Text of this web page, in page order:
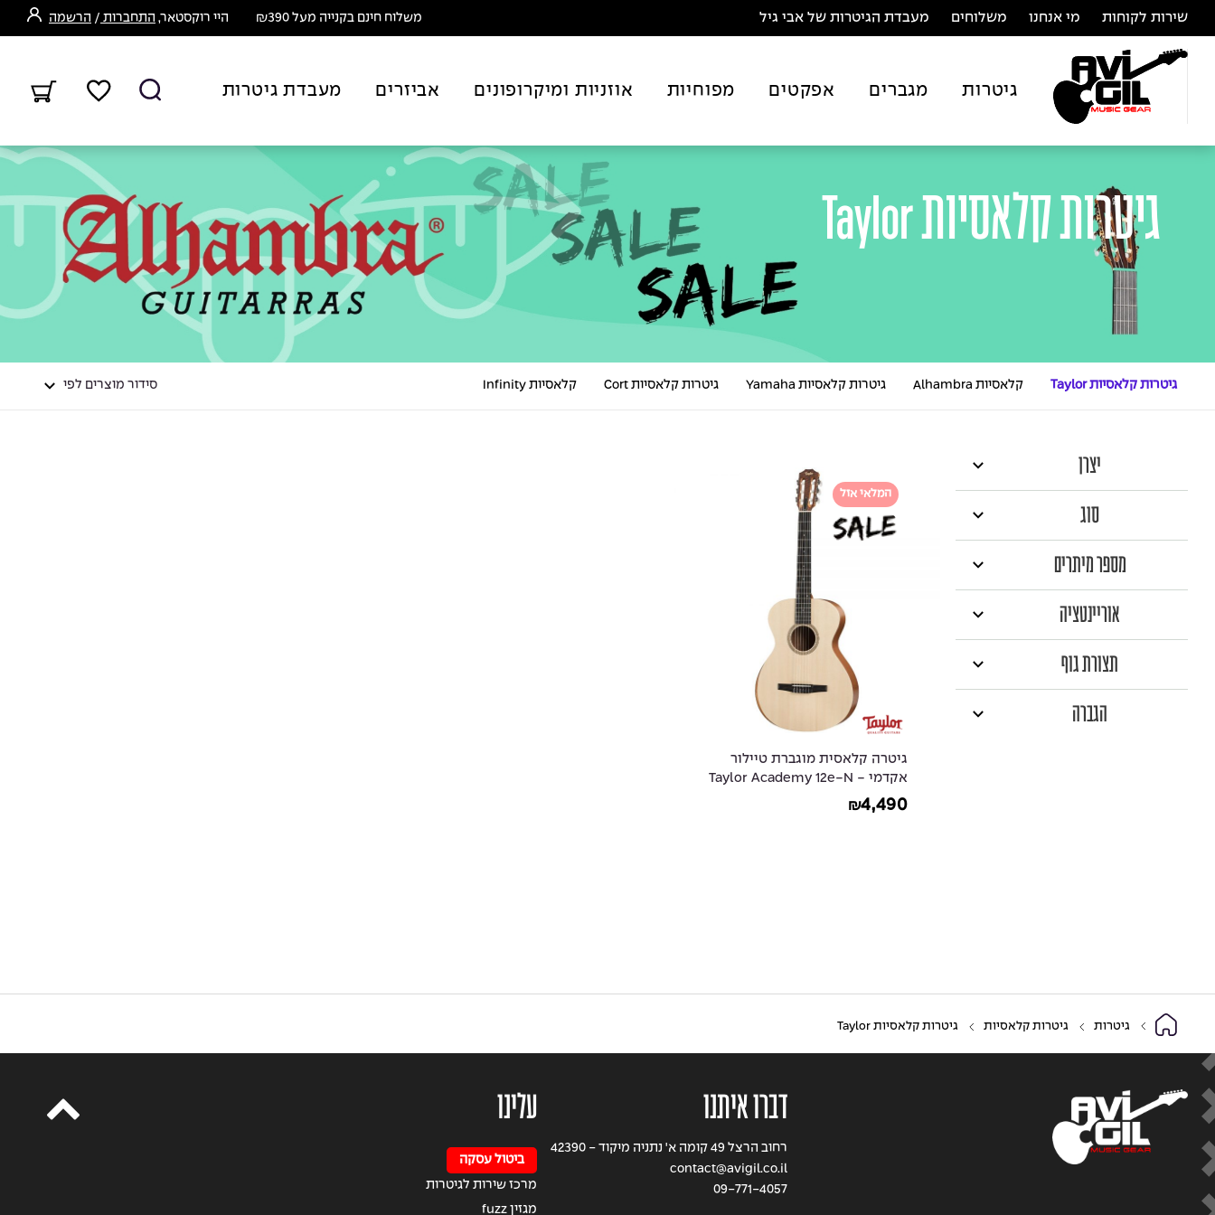
שירות לקוחות מי אנחנו משלוחים מעבדת הגיטרות של אבי גיל משלוח חינם בקנייה מעל ₪390 היי רוקסטאר, התחברות / הרשמה
גיטרות מגברים אפקטים מפוחיות אוזניות ומיקרופונים אביזרים מעבדת גיטרות
גיטרות קלאסיות Taylor
סידור מוצרים לפי גיטרות קלאסיות Taylor קלאסיות Alhambra גיטרות קלאסיות Yamaha גיטרות קלאסיות Cort קלאסיות Infinity
יצרן
סוג
מספר מיתרים
אוריינטציה
תצורת גוף
הגברה
המלאי אזל
גיטרה קלאסית מוגברת טיילור
אקדמי - Taylor Academy 12e-N
₪4,490
גיטרות גיטרות קלאסיות גיטרות קלאסיות Taylor
דברו איתנו
רחוב הרצל 49 קומה א' נתניה מיקוד - 42390
contact@avigil.co.il
09-771-4057
עלינו
ביטול עסקה
מרכז שירות לגיטרות
מגזין fuzz